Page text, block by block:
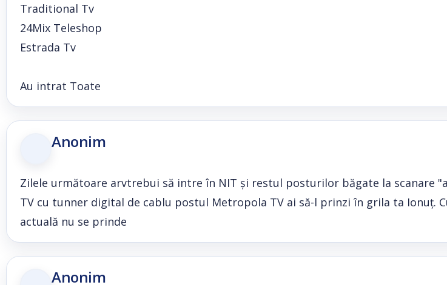
Traditional Tv
24Mix Teleshop
Estrada Tv
Au intrat Toate
Anonim
Zilele următoare arvtrebui să intre în NIT și restul posturilor băgate la scanare
TV cu tunner digital de cablu postul Metropola TV ai să-l prinzi în grila ta Ionuț.
actuală nu se prinde
Anonim